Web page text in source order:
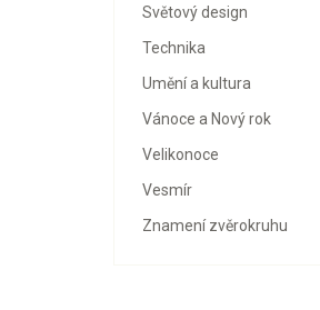
Světový design
Technika
Umění a kultura
Vánoce a Nový rok
Velikonoce
Vesmír
Znamení zvěrokruhu